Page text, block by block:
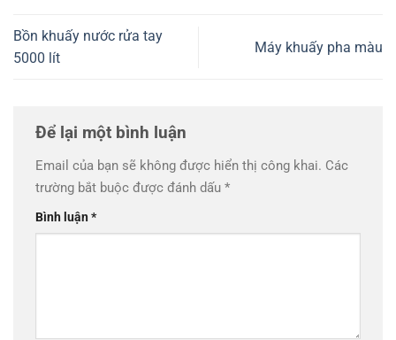
Bồn khuấy nước rửa tay
5000 lít
Máy khuấy pha màu
Để lại một bình luận
Email của bạn sẽ không được hiển thị công khai. Các
trường bắt buộc được đánh dấu *
Bình luận*